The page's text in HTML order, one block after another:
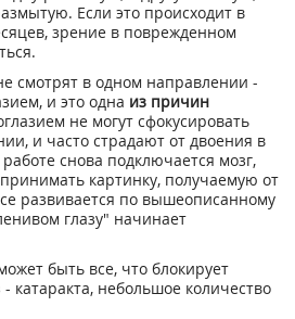
Если это происходит в
зрение в поврежденном
смотрят в одном направлении -
и это одна из причин
не могут сфокусировать
и часто страдают от двоения в
снова подключается мозг,
картинку, получаемую от
развивается по вышеописанному
глазу" начинает
быть все, что блокирует
катаракта, небольшое количество